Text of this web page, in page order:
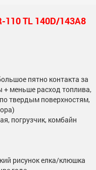
110 TL 140D/143A8
пятно контакта за
+ меньше расход топлива,
твердым поверхностям,
погрузчик, комбайн
рисунок елка/клюшка